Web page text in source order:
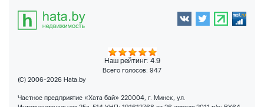
Наш рейтинг: 4.9
Всего голосов: 947
(C) 2006-2026 Hata.by
Частное предприятие «Хата бай» 220004, г. Минск, ул.